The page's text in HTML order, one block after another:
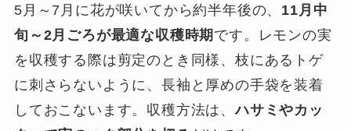
5月～7月に花が咲いてから約半年後の、 11月中
旬～2月ごろが最適な収穫時期 です。レモンの実
を収穫する際は剪定のとき同様、枝にあるトゲ
に刺さらないように、長袖と厚めの手袋を装着
しておこないます。収穫方法は、ハサミやカッ